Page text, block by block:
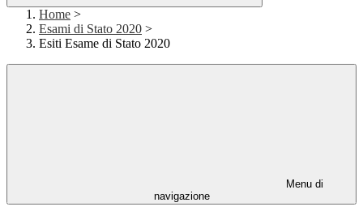
Home >
Esami di Stato 2020 >
Esiti Esame di Stato 2020
Menu di
navigazione